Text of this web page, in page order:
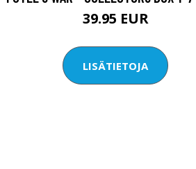
39.95 EUR
LISÄTIETOJA